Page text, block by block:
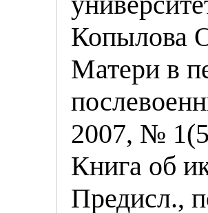
Копылова
Матери в
2007, №
Книга об
Предисл.,